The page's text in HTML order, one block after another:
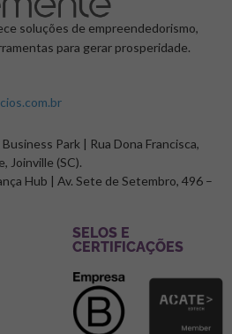
soluções de empreendedorismo,
para gerar prosperidade.
Park | Rua Dona Francisca,
Joinville (SC).
Hub | Av. Sete de Setembro, 496 –
SELOS E
CERTIFICAÇÕES